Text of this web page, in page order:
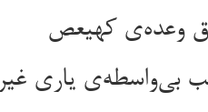
وعده‌ی کهیعص
بی‌واسطه‌ی یاری غیر